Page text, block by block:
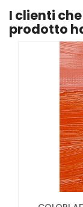
I clienti
prodotto